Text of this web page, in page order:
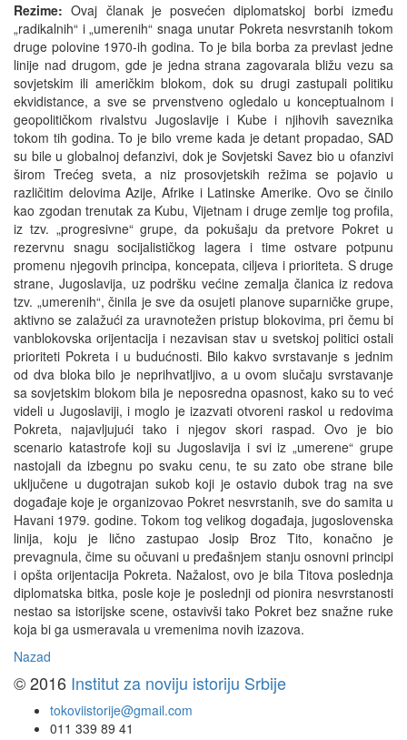
Rezime:Ovaj članak je posvećen diplomatskoj borbi između
„radikalnih“ i „umerenih“ snaga unutar Pokreta nesvrstanih tokom
druge polovine 1970-ih godina. To je bila borba za prevlast jedne
linije nad drugom, gde je jedna strana zagovarala bližu vezu sa
sovjetskim ili američkim blokom, dok su drugi zastupali politiku
ekvidistance, a sve se prvenstveno ogledalo u konceptualnom i
geopolitičkom rivalstvu Jugoslavije i Kube i njihovih saveznika
tokom tih godina. To je bilo vreme kada je detant propadao, SAD
su bile u globalnoj defanzivi, dok je Sovjetski Savez bio u ofanzivi
širom Trećeg sveta, a niz prosovjetskih režima se pojavio u
različitim delovima Azije, Afrike i Latinske Amerike. Ovo se činilo
kao zgodan trenutak za Kubu, Vijetnam i druge zemlje tog profila,
iz tzv. „progresivne“ grupe, da pokušaju da pretvore Pokret u
rezervnu snagu socijalističkog lagera i time ostvare potpunu
promenu njegovih principa, koncepata, ciljeva i prioriteta. S druge
strane, Jugoslavija, uz podršku većine zemalja članica iz redova
tzv. „umerenih“, činila je sve da osujeti planove suparničke grupe,
aktivno se zalažući za uravnotežen pristup blokovima, pri čemu bi
vanblokovska orijentacija i nezavisan stav u svetskoj politici ostali
prioriteti Pokreta i u budućnosti. Bilo kakvo svrstavanje s jednim
od dva bloka bilo je neprihvatljivo, a u ovom slučaju svrstavanje
sa sovjetskim blokom bila je neposredna opasnost, kako su to već
videli u Jugoslaviji, i moglo je izazvati otvoreni raskol u redovima
Pokreta, najavljujući tako i njegov skori raspad. Ovo je bio
scenario katastrofe koji su Jugoslavija i svi iz „umerene“ grupe
nastojali da izbegnu po svaku cenu, te su zato obe strane bile
uključene u dugotrajan sukob koji je ostavio dubok trag na sve
događaje koje je organizovao Pokret nesvrstanih, sve do samita u
Havani 1979. godine. Tokom tog velikog događaja, jugoslovenska
linija, koju je lično zastupao Josip Broz Tito, konačno je
prevagnula, čime su očuvani u pređašnjem stanju osnovni principi
i opšta orijentacija Pokreta. Nažalost, ovo je bila Titova poslednja
diplomatska bitka, posle koje je poslednji od pionira nesvrstanosti
nestao sa istorijske scene, ostavivši tako Pokret bez snažne ruke
koja bi ga usmeravala u vremenima novih izazova.
Nazad
© 2016 Institut za noviju istoriju Srbije
tokoviistorije@gmail.com
011 339 89 41